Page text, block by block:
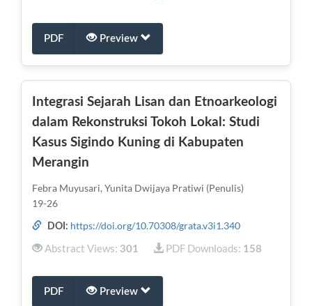
PDF Preview
Integrasi Sejarah Lisan dan Etnoarkeologi
dalam Rekonstruksi Tokoh Lokal: Studi
Kasus Sigindo Kuning di Kabupaten
Merangin
Febra Muyusari, Yunita Dwijaya Pratiwi (Penulis)
19-26
DOI: https://doi.org/10.70308/grata.v3i1.340
Abstract Views: 301 PDF Downloads: 158
PDF Preview